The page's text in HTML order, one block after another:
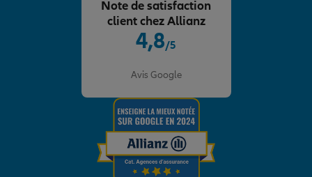
4,8/5
Avis Google
Note de satisfaction
client chez Allianz